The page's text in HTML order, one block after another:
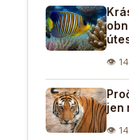
👁
jen
👁